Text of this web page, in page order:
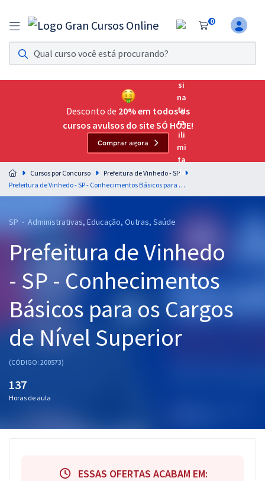
0
Assinatura Ilimitada 11
Acesso a todos os cursos. Teste grátis por 7 dias!
Assinatura OAB Até Passar
Acesso ilimitado a toda preparação para o Exame da
Residências Multiprofissionais
Preparação completa e intensiva para as principais
residências em saúde do Brasil
Cursos 20% OFF
Pós
Graduação
OAB
Questões grátis
Desconto de 20% em todos os
cursos avulsos do site SÓ HOJE!
Comprar agora
Cursos por Concurso
Prefeitura de Vinhedo - SP
Prefeitura de Vinhedo - SP - Conhecimentos Básicos para os Cargos de Nível Superior
SP - Administrativas, Educação, Outras, Saúde
Prefeitura de Vinhedo
- SP - Conhecimentos
Básicos para os Cargos
de Nível Superior
(CÓDIGO: 200573)
137
Horas de aula
ESSAS OFERTAS ACABAM EM: